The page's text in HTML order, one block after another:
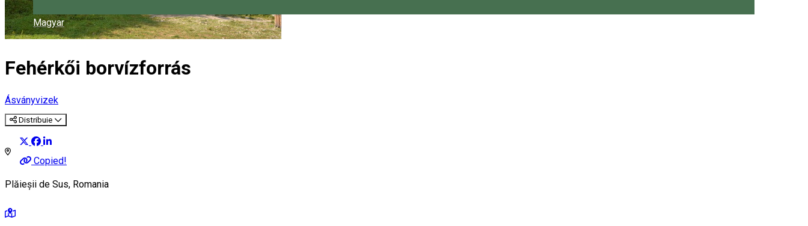
Magyar
Fehérkői borvízforrás
Ásványvizek
Distribuie
Copied!
Plăieșii de Sus, Romania